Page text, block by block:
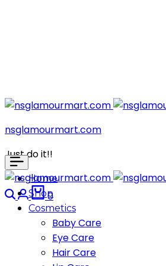
nsglamourmart.com
Just do it!!
Home
Shop
Cosmetics
Baby Care
Eye Care
Hair Care
Search
Login
0Cart